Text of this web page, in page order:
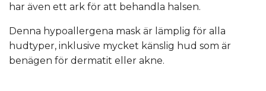
har även ett ark för att behandla halsen.
Denna hypoallergena mask är lämplig för alla
hudtyper, inklusive mycket känslig hud som är
benägen för dermatit eller akne.